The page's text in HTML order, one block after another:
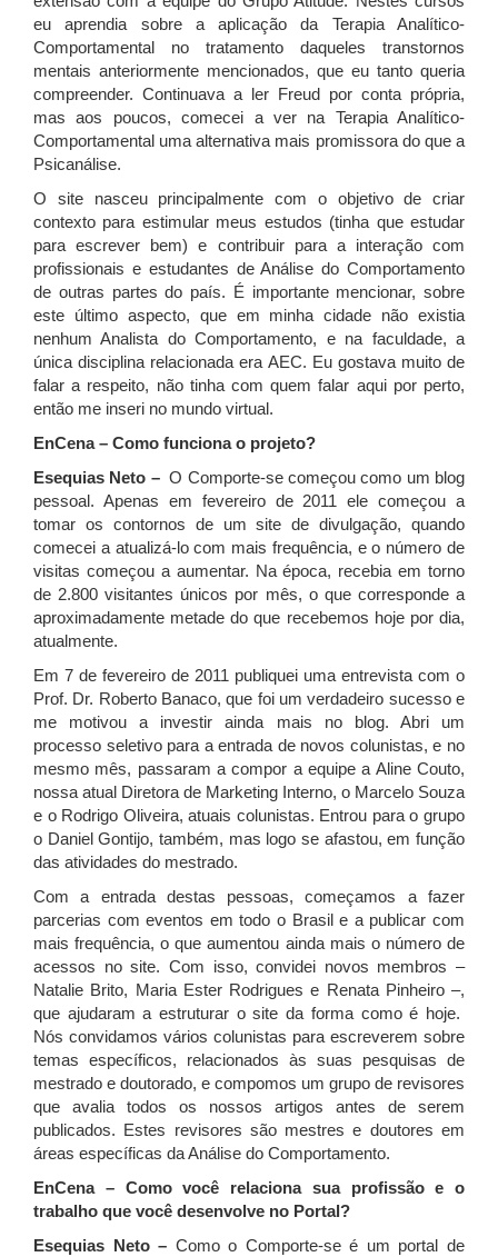
eu aprendia sobre a aplicação da Terapia Analítico-
Comportamental no tratamento daqueles transtornos
mentais anteriormente mencionados, que eu tanto queria
compreender. Continuava a ler Freud por conta própria,
mas aos poucos, comecei a ver na Terapia Analítico-
Comportamental uma alternativa mais promissora do que a
Psicanálise.
O site nasceu principalmente com o objetivo de criar
contexto para estimular meus estudos (tinha que estudar
para escrever bem) e contribuir para a interação com
profissionais e estudantes de Análise do Comportamento
de outras partes do país. É importante mencionar, sobre
este último aspecto, que em minha cidade não existia
nenhum Analista do Comportamento, e na faculdade, a
única disciplina relacionada era AEC. Eu gostava muito de
falar a respeito, não tinha com quem falar aqui por perto,
então me inseri no mundo virtual.
EnCena – Como funciona o projeto?
Esequias Neto – O Comporte-se começou como um blog
pessoal. Apenas em fevereiro de 2011 ele começou a
tomar os contornos de um site de divulgação, quando
comecei a atualizá-lo com mais frequência, e o número de
visitas começou a aumentar. Na época, recebia em torno
de 2.800 visitantes únicos por mês, o que corresponde a
aproximadamente metade do que recebemos hoje por dia,
atualmente.
Em 7 de fevereiro de 2011 publiquei uma entrevista com o
Prof. Dr. Roberto Banaco, que foi um verdadeiro sucesso e
me motivou a investir ainda mais no blog. Abri um
processo seletivo para a entrada de novos colunistas, e no
mesmo mês, passaram a compor a equipe a Aline Couto,
nossa atual Diretora de Marketing Interno, o Marcelo Souza
e o Rodrigo Oliveira, atuais colunistas. Entrou para o grupo
o Daniel Gontijo, também, mas logo se afastou, em função
das atividades do mestrado.
Com a entrada destas pessoas, começamos a fazer
parcerias com eventos em todo o Brasil e a publicar com
mais frequência, o que aumentou ainda mais o número de
acessos no site. Com isso, convidei novos membros –
Natalie Brito, Maria Ester Rodrigues e Renata Pinheiro –,
que ajudaram a estruturar o site da forma como é hoje.
Nós convidamos vários colunistas para escreverem sobre
temas específicos, relacionados às suas pesquisas de
mestrado e doutorado, e compomos um grupo de revisores
que avalia todos os nossos artigos antes de serem
publicados. Estes revisores são mestres e doutores em
áreas específicas da Análise do Comportamento.
EnCena – Como você relaciona sua profissão e o
trabalho que você desenvolve no Portal?
Esequias Neto – Como o Comporte-se é um portal de